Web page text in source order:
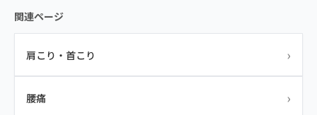
関連ページ
肩こり・首こり ›
腰痛 ›